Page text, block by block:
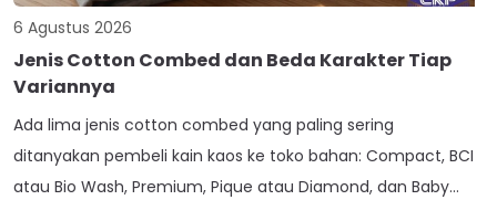
6 Agustus 2026
Jenis Cotton Combed dan Beda Karakter Tiap
Variannya
Ada lima jenis cotton combed yang paling sering
ditanyakan pembeli kain kaos ke toko bahan: Compact, BCI
atau Bio Wash, Premium, Pique atau Diamond, dan Baby